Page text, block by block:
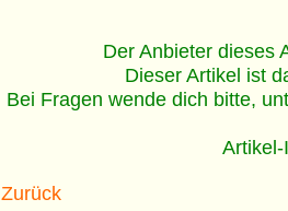
Der Anbieter dieses
Dieser Artikel ist
Bei Fragen wende dich bitte,
Zurück